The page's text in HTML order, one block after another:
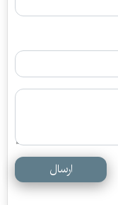
ارسال